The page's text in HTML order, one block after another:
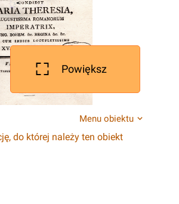
Powiększ
Menu obiektu
do której należy ten obiekt